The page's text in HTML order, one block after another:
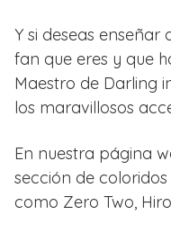
Y si deseas
fan que eres y que
Maestro de Darling
los maravillosos
En nuestra página
sección de
como Zero Two,